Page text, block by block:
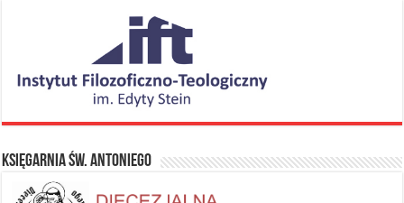
Księgarnia Św. Antoniego